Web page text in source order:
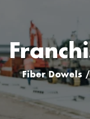
Fiber Dowels